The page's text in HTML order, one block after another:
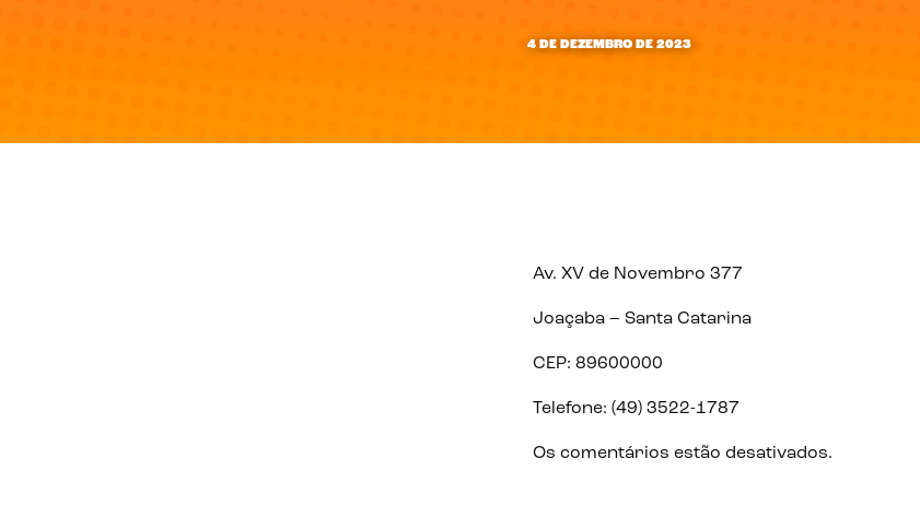
4 DE DEZEMBRO DE 2023
Av. XV de Novembro 377
Joaçaba – Santa Catarina
CEP: 89600000
Telefone: (49) 3522-1787
Os comentários estão desativados.